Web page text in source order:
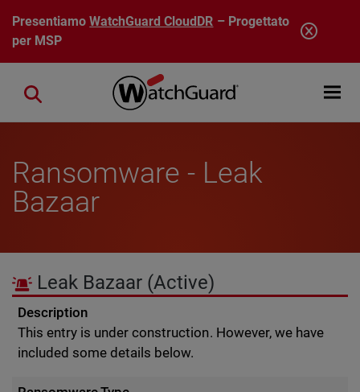
Salta al contenuto principale
PresentiamoWatchGuard CloudDR – Progettato
per MSP
Open
Close search
Ransomware - Leak
Bazaar
Leak Bazaar (Active)
Description
This entry is under construction. However, we have
included some details below.